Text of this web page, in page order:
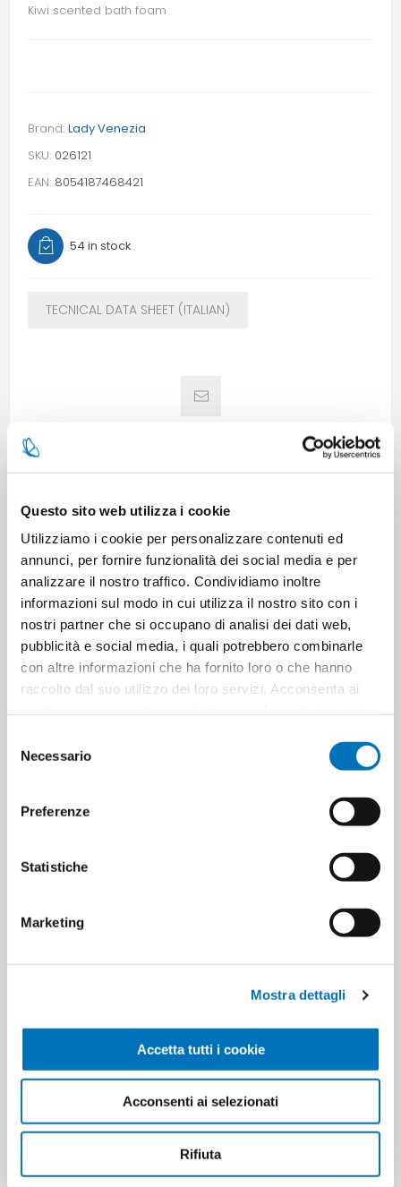
Questo sito web utilizza i cookie
Utilizziamo i cookie per personalizzare contenuti ed
annunci, per fornire funzionalità dei social media e per
analizzare il nostro traffico. Condividiamo inoltre
informazioni sul modo in cui utilizza il nostro sito con i
nostri partner che si occupano di analisi dei dati web,
pubblicità e social media, i quali potrebbero combinarle
con altre informazioni che ha fornito loro o che hanno
raccolto dal suo utilizzo dei loro servizi. Acconsenta ai
delNecessario
Preferenze
Statistiche
Marketing
Mostra dettagli
Accetta tutti i cookie
Acconsenti ai selezionati
Rifiuta
Kiwi scented bath foam
Brand: Lady Venezia
SKU: 026121
EAN: 8054187468421
54 in stock
TECNICAL DATA SHEET (ITALIAN)
SPECIFICATIONS
CONTACT US
Pieces per carton 12
Cartons for layer
CUSTOMERS WHO BOUGHT
THIS ITEM ALSO BOUGHT